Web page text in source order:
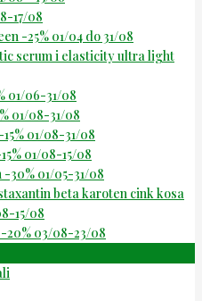
17/08
-25% 01/04 do 31/08
serum i elasticity ultra light
01/06-31/08
01/08-31/08
01/08-31/08
01/08-15/08
30% 01/05-31/08
beta karoten cink kosa
15/08
20% 03/08-23/08